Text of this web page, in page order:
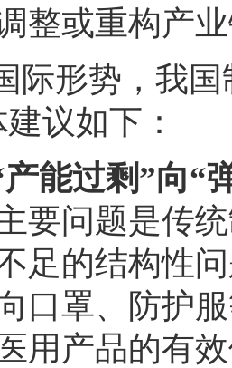
整或重构产
际形势，我
议如下：
能过剩”向“
要问题是传
足的结构性
口罩、防护
用产品的有